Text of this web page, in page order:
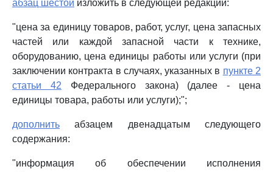
абзац шестой изложить в следующей редакции:
"цена за единицу товаров, работ, услуг, цена запасных
частей или каждой запасной части к технике,
оборудованию, цена единицы работы или услуги (при
заключении контракта в случаях, указанных в пункте 2
статьи 42 Федерального закона) (далее - цена
единицы товара, работы или услуги);";
дополнить абзацем двенадцатым следующего
содержания:
"информация об обеспечении исполнения